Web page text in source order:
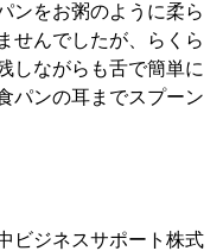
ンをお粥のように柔ら
せんでしたが、らくら
しながらも舌で簡単に
パンの耳までスプーン
ビジネスサポート株式